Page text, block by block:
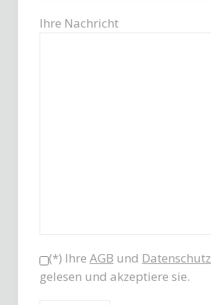
Ihre Nachricht
(*) Ihre AGB und Datenschutz
gelesen und akzeptiere sie.